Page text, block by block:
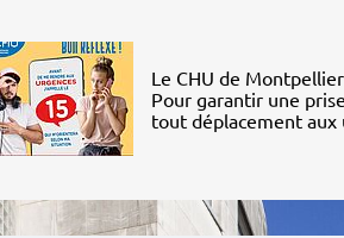
Le CHU de
Pour garantir une
tout déplacement aux